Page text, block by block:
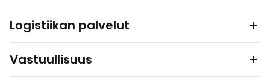
Logistiikan palvelut
Vastuullisuus